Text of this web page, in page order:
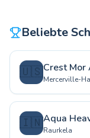
Beliebte
🇺🇸Crest Mor
Mercerville-
🇮🇳Aqua
Raurkela